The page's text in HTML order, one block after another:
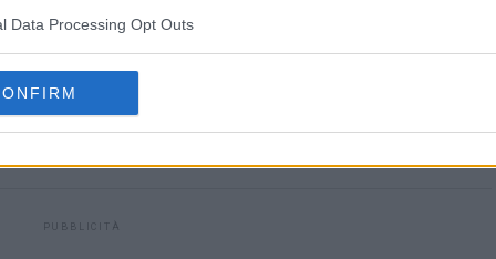
Data Processing Opt Outs
Roland Garros: Berrettini lascia in
lacrime per infortunio
al
PUBBLICITÀ